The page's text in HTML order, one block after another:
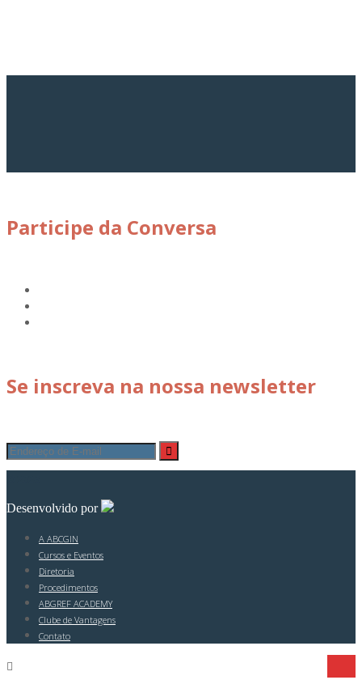
Participe da Conversa
Se inscreva na nossa newsletter
Desenvolvido por
A ABCGIN
Cursos e Eventos
Diretoria
Procedimentos
ABGREF ACADEMY
Clube de Vantagens
Contato